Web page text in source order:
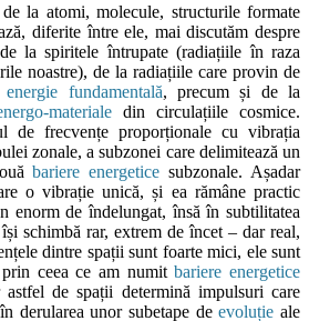
la atomi, molecule, structurile formate
diferite între ele, mai discutăm despre
la spiritele întrupate (radiațiile în raza
noastre), de la radiațiile care provin de
energie fundamentală, precum și de la
materialedin circulațiile cosmice.
de frecvențe proporționale cu vibrația
zonale, a subzonei care delimitează un
bariere energetice subzonale. Așadar
o vibrație unică, și ea rămâne practic
enorm de îndelungat, însă în subtilitatea
schimbă rar, extrem de încet – dar real,
dintre spații sunt foarte mici, ele sunt
ceea ce am numitbariere energetice
de spații determină impulsuri care
derularea unor subetape deevoluție ale